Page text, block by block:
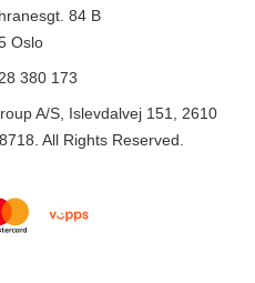
84 B
Oslo
380 173
A/S, Islevdalvej 151, 2610
All Rights Reserved.